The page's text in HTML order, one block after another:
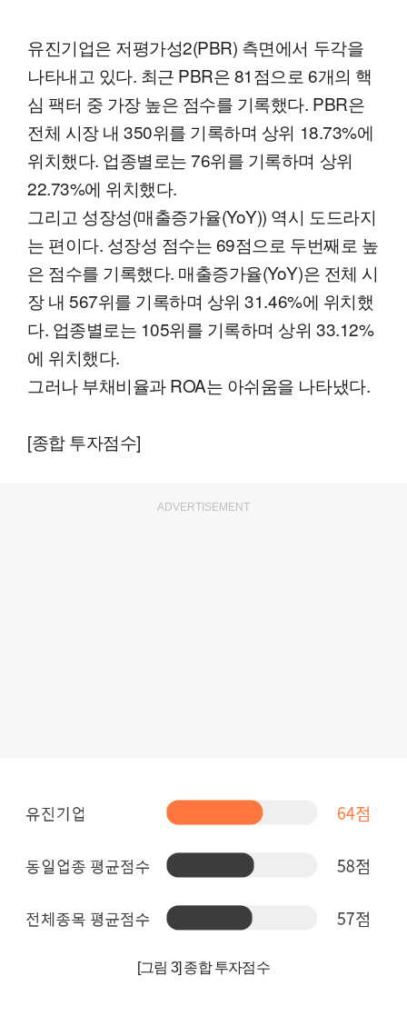
유진기업은 저평가성2(PBR) 측면에서 두각을
나타내고 있다. 최근 PBR은 81점으로 6개의 핵
심 팩터 중 가장 높은 점수를 기록했다. PBR은
전체 시장 내 350위를 기록하며 상위 18.73%에
위치했다. 업종별로는 76위를 기록하며 상위
22.73%에 위치했다.
그리고 성장성(매출증가율(YoY)) 역시 도드라지
는 편이다. 성장성 점수는 69점으로 두번째로 높
은 점수를 기록했다. 매출증가율(YoY)은 전체 시
장 내 567위를 기록하며 상위 31.46%에 위치했
다. 업종별로는 105위를 기록하며 상위 33.12%
에 위치했다.
그러나 부채비율과 ROA는 아쉬움을 나타냈다.
[종합 투자점수]
ADVERTISEMENT
[그림 3] 종합 투자점수